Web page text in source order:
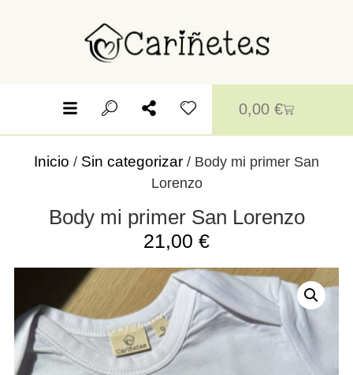
0,00 €
Inicio / Sin categorizar / Body mi primer San
Lorenzo
Body mi primer San Lorenzo
21,00 €